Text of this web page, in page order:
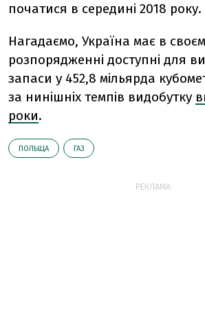
початися в середині 2018 року.
Нагадаємо, Україна має в
розпорядженні доступні для
запаси у 452,8 мільярда
за нинішніх темпів видобутку
роки.
ПОЛЬЩА ГАЗ
РЕКЛАМА: